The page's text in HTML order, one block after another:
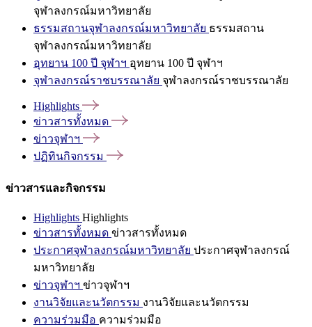
จุฬาลงกรณ์มหาวิทยาลัย
ธรรมสถานจุฬาลงกรณ์มหาวิทยาลัย ธรรมสถาน
จุฬาลงกรณ์มหาวิทยาลัย
อุทยาน 100 ปี จุฬาฯ อุทยาน 100 ปี จุฬาฯ
จุฬาลงกรณ์ราชบรรณาลัย จุฬาลงกรณ์ราชบรรณาลัย
Highlights
ข่าวสารทั้งหมด
ข่าวจุฬาฯ
ปฏิทินกิจกรรม
ข่าวสารและกิจกรรม
Highlights Highlights
ข่าวสารทั้งหมด ข่าวสารทั้งหมด
ประกาศจุฬาลงกรณ์มหาวิทยาลัย ประกาศจุฬาลงกรณ์
มหาวิทยาลัย
ข่าวจุฬาฯ ข่าวจุฬาฯ
งานวิจัยและนวัตกรรม งานวิจัยและนวัตกรรม
ความร่วมมือ ความร่วมมือ